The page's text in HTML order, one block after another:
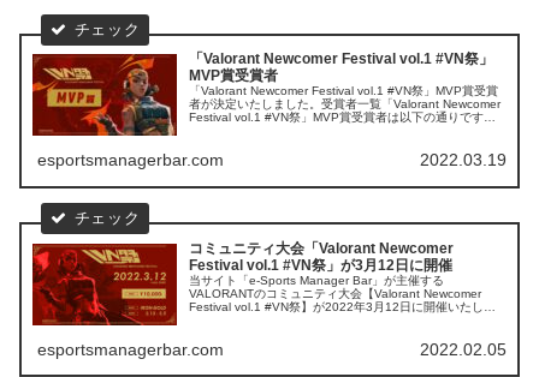
「Valorant Newcomer Festival vol.1 #VN祭」
MVP賞受賞者
「Valorant Newcomer Festival vol.1 #VN祭」MVP賞受賞
者が決定いたしました。受賞者一覧「Valorant Newcomer
Festival vol.1 #VN祭」MVP賞受賞者は以下の通りです。
esportsmanagerbar.com 2022.03.19
コミュニティ大会「Valorant Newcomer
Festival vol.1 #VN祭」が3月12日に開催
当サイト「e-Sports Manager Bar」が主催する
VALORANTのコミュニティ大会【Valorant Newcomer
Festival vol.1 #VN祭】が2022年3月12日に開催いたしま
esportsmanagerbar.com 2022.02.05